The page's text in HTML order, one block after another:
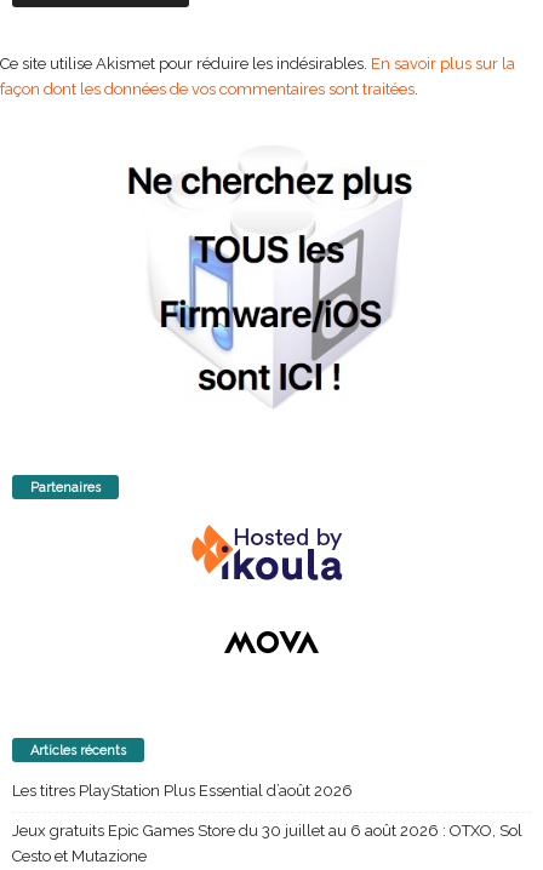
Ce site utilise Akismet pour réduire les indésirables. En savoir plus sur la
façon dont les données de vos commentaires sont traitées
Partenaires
Articles récents
Les titres PlayStation Plus Essential d’août 2026
Jeux gratuits Epic Games Store du 30 juillet au 6 août 2026 : OTXO, Sol
Cesto et Mutazione